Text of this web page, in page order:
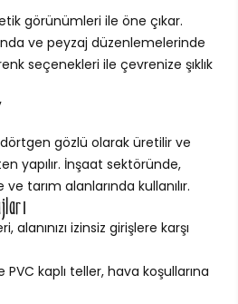
görünümleri ile öne çıkar.
ve peyzaj düzenlemelerinde
seçenekleri ile çevrenize şıklık
gözlü olarak üretilir ve
yapılır. İnşaat sektöründe,
tarım alanlarında kullanılır.
alanınızı izinsiz girişlere karşı
kaplı teller, hava koşullarına